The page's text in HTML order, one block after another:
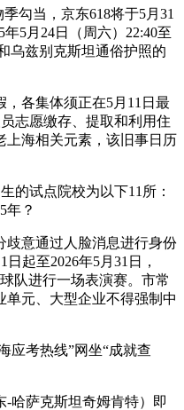
勾当，京东618将于5月31
5月24日（周六）22:40至
乌兹别克斯坦通俗护照的
各集体须正在5月11日最
志愿缴存、提取和利用住
上海相关元素，该旧事日历
的试点院校为以下11所：
年？
意通过人脸消息进行身份
起至2026年5月31日，
队进行一场表演赛。市常
单元、大型企业不得强制中
应考热线”网坐“成就查
哈萨克斯坦奇姆肯特）即